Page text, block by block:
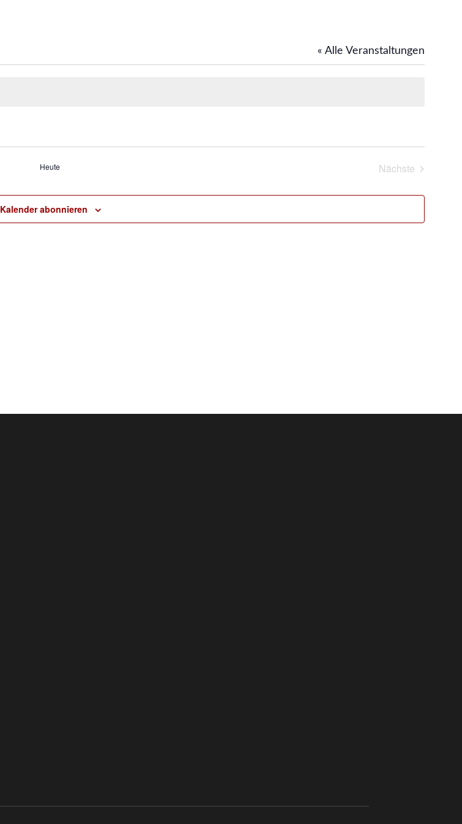
« Alle Veranstaltungen
Heute
Nächste
Kalender abonnieren